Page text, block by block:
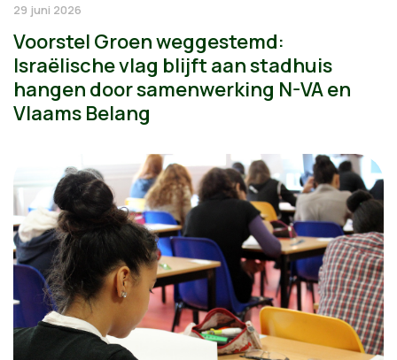
29 juni 2026
Voorstel Groen weggestemd:
Israëlische vlag blijft aan stadhuis
hangen door samenwerking N-VA en
Vlaams Belang